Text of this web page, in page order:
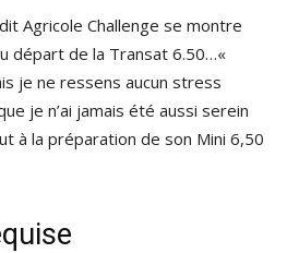
Agricole Challenge se montre
départ de la Transat 6.50…«
je ne ressens aucun stress
je n’ai jamais été aussi serein
à la préparation de son Mini 6,50